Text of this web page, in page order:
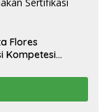
Flores
Kompetesi